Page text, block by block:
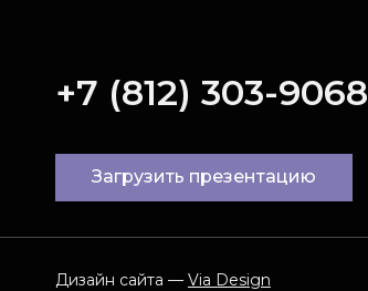
+7 (812) 303-9068
Загрузить презентацию
Дизайн сайта — Via Design